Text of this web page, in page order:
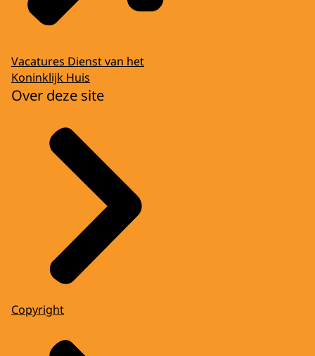
Vacatures Dienst van het
Koninklijk Huis
Over deze site
Copyright